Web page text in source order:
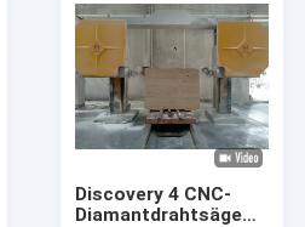
Discovery 4 CNC-
Diamantdrahtsäge